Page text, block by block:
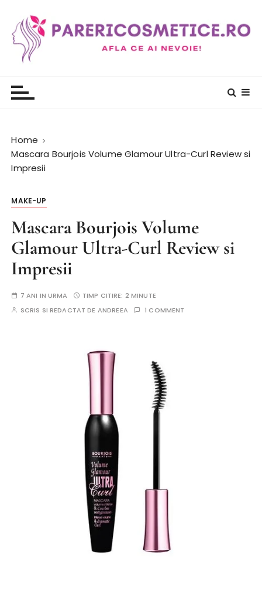
Home
Mascara Bourjois Volume Glamour Ultra-Curl Review si
Impresii
MAKE-UP
Mascara Bourjois Volume
Glamour Ultra-Curl Review si
Impresii
7 ANI IN URMA TIMP CITIRE: 2 MINUTE
SCRIS SI REDACTAT DE ANDREEA 1 COMMENT